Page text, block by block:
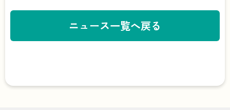
ニュース一覧へ戻る